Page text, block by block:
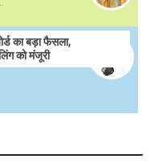
का बड़ा फैसला,
को मंजूरी